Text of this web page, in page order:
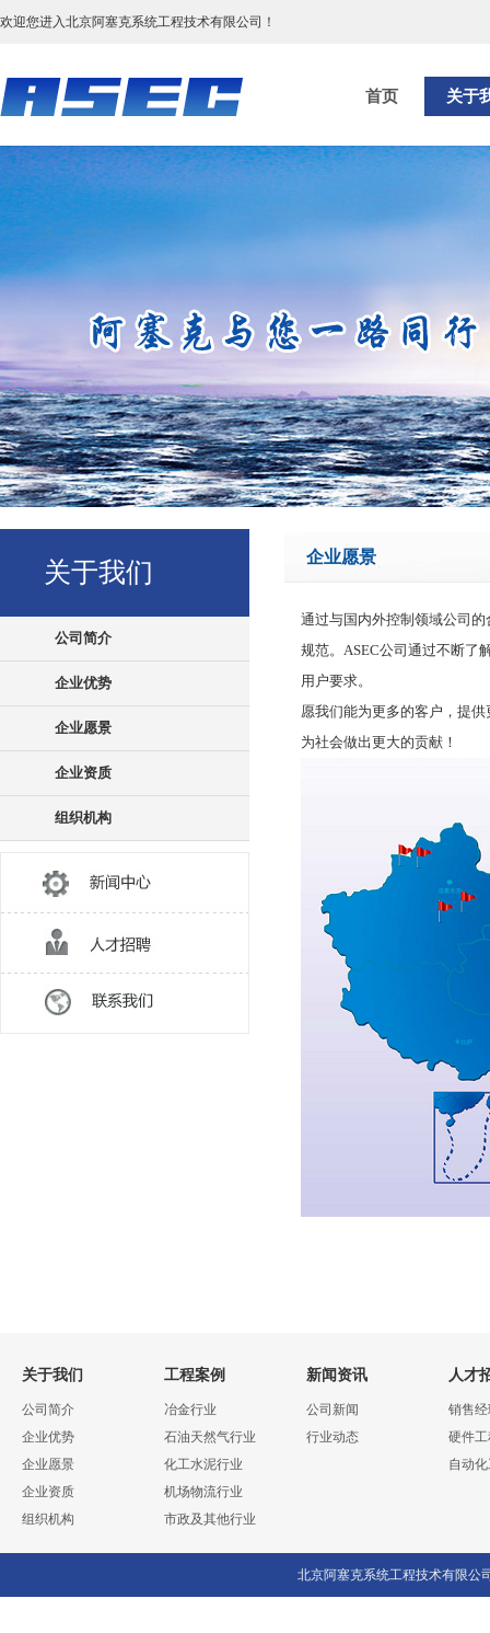
欢迎您进入北京阿塞克系统工程技术有限公司！
首页 关于
企业愿景
通过与国内外控制领域公司
规范。ASEC公司通过不断了
用户要求。
愿我们能为更多的客户，提
为社会做出更大的贡献！
关于我们
公司简介
企业优势
企业愿景
企业资质
组织机构
关于我们
公司简介
企业优势
企业愿景
企业资质
组织机构
工程案例
冶金行业
石油天然气行业
化工水泥行业
机场物流行业
市政及其他行业
新闻资讯
公司新闻
行业动态
人才
销售
硬件
自动
北京阿塞克系统工程技术有限公